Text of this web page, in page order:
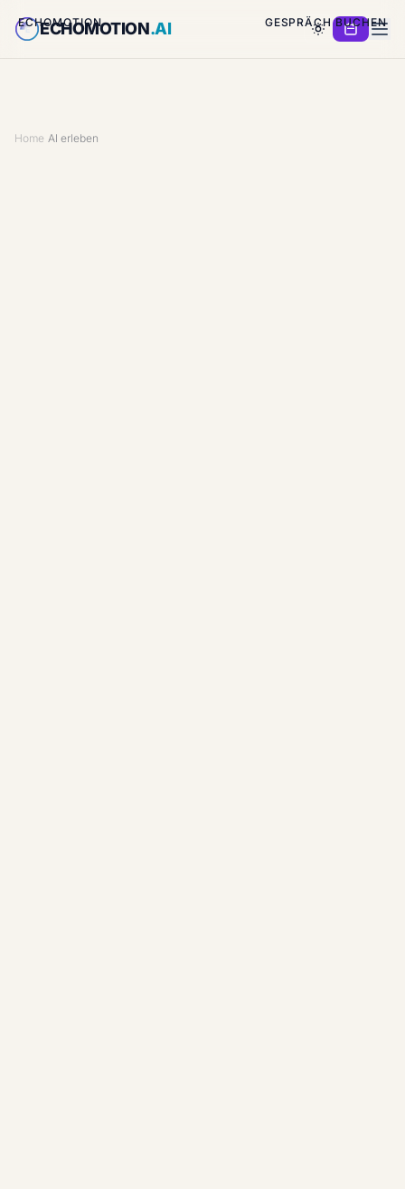
E ECHOMOTION.AI
Home AI erleben
ECHOMOTION GESPRÄCH BUCHEN